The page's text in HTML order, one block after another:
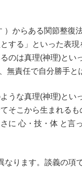
からある関節整復
する」といった表
のは真理(神理)と
無責任で自分勝手と
うな真理(神理)とい
そこから生まれる
に 心・技・体 と
ります。談義の項で